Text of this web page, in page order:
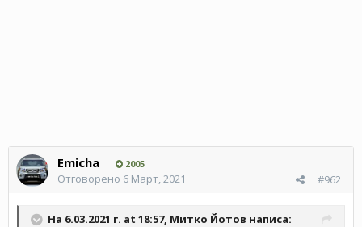
Emicha 2005
#962
Отговорено 6 Март, 2021
На 6.03.2021 г. at 18:57, Митко Йотов написа: